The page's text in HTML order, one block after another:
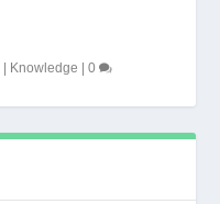
Knowledge |0